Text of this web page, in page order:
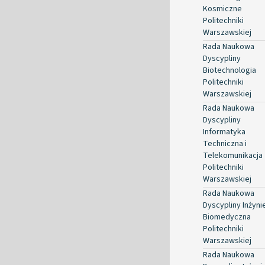
Kosmiczne
Politechniki
Warszawskiej
Rada Naukowa
Dyscypliny
Biotechnologia
Politechniki
Warszawskiej
Rada Naukowa
Dyscypliny
Informatyka
Techniczna i
Telekomunikacja
Politechniki
Warszawskiej
Rada Naukowa
Dyscypliny
Biomedyczna
Politechniki
Warszawskiej
Rada Naukowa